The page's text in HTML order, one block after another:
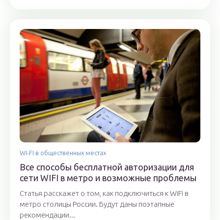
WI-FI в общественных местах
Все способы бесплатной авторизации для
сети WIFI в метро и возможные проблемы
Статья расскажет о том, как подключиться к WiFi в
метро столицы России. Будут даны поэтапные
рекомендации...